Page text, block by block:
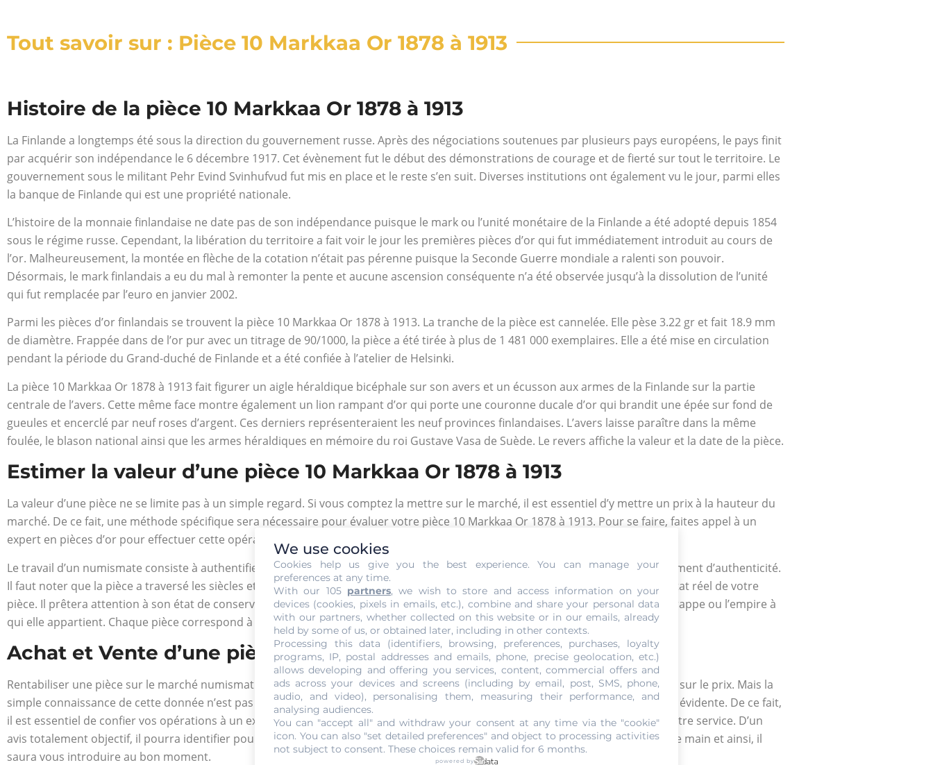
Tout savoir sur : Pièce 10 Markkaa Or 1878 à 1913
Histoire de la pièce 10 Markkaa Or 1878 à 1913
La Finlande a longtemps été sous la direction du gouvernement russe. Après des négociations soutenues par plusieurs pays européens, le pays finit
par acquérir son indépendance le 6 décembre 1917. Cet évènement fut le début des démonstrations de courage et de fierté sur tout le territoire. Le
gouvernement sous le militant Pehr Evind Svinhufvud fut mis en place et le reste s’en suit. Diverses institutions ont également vu le jour, parmi elles
la banque de Finlande qui est une propriété nationale.
L’histoire de la monnaie finlandaise ne date pas de son indépendance puisque le mark ou l’unité monétaire de la Finlande a été adopté depuis 1854
sous le régime russe. Cependant, la libération du territoire a fait voir le jour les premières pièces d’or qui fut immédiatement introduit au cours de
l’or. Malheureusement, la montée en flèche de la cotation n’était pas pérenne puisque la Seconde Guerre mondiale a ralenti son pouvoir.
Désormais, le mark finlandais a eu du mal à remonter la pente et aucune ascension conséquente n’a été observée jusqu’à la dissolution de l’unité
qui fut remplacée par l’euro en janvier 2002.
Parmi les pièces d’or finlandais se trouvent la pièce 10 Markkaa Or 1878 à 1913. La tranche de la pièce est cannelée. Elle pèse 3.22 gr et fait 18.9 mm
de diamètre. Frappée dans de l’or pur avec un titrage de 90/1000, la pièce a été tirée à plus de 1 481 000 exemplaires. Elle a été mise en circulation
pendant la période du Grand-duché de Finlande et a été confiée à l’atelier de Helsinki.
La pièce 10 Markkaa Or 1878 à 1913 fait figurer un aigle héraldique bicéphale sur son avers et un écusson aux armes de la Finlande sur la partie
centrale de l’avers. Cette même face montre également un lion rampant d’or qui porte une couronne ducale d’or qui brandit une épée sur fond de
gueules et encerclé par neuf roses d’argent. Ces derniers représenteraient les neuf provinces finlandaises. L’avers laisse paraître dans la même
foulée, le blason national ainsi que les armes héraldiques en mémoire du roi Gustave Vasa de Suède. Le revers affiche la valeur et la date de la pièce.
Estimer la valeur d’une pièce 10 Markkaa Or 1878 à 1913
La valeur d’une pièce ne se limite pas à un simple regard. Si vous comptez la mettre sur le marché, il est essentiel d’y mettre un prix à la hauteur du
marché. De ce fait, une méthode spécifique sera nécessaire pour évaluer votre pièce 10 Markkaa Or 1878 à 1913. Pour se faire, faites appel à un
expert en pièces d’or pour effectuer cette opération.
Le travail d’un numismate consiste à authentifier votre pièce. Il a les compétences nécessaires pour vérifier l’exactitude du document d’authenticité.
Il faut noter que la pièce a traversé les siècles et son état peut en dire long. Le regard avisé du spécialiste pourra vous révéler l’état réel de votre
pièce. Il prêtera attention à son état de conservation ou encore aux particularités de la pièce qu’il décèlera suivant l’époque de frappe ou l’empire à
qui elle appartient. Chaque pièce correspond à une génération et lui seul pourra vérifier cela.
Achat et Vente d’une pièce 10 Markkaa Or 1878 à 1913
Rentabiliser une pièce sur le marché numismatique requiert une attention particulière. Le cours de l’or est important et influera sur le prix. Mais la
simple connaissance de cette donnée n’est pas suffisante pour se faire. Le réseau est très saturé et la concurrence pas toujours évidente. De ce fait,
il est essentiel de confier vos opérations à un expert en la matière. Le spécialiste en numismatique mettra ses compétences à votre service. D’un
avis totalement objectif, il pourra identifier pour vous le meilleur circuit à prendre. La configuration du marché est à sa portée de main et ainsi, il
saura vous introduire au bon moment.
We use cookies
Cookies help us give you the best experience. You can manage your
preferences at any time.
With our 105 partners, we wish to store and access information on your
devices (cookies, pixels in emails, etc.), combine and share your personal data
with our partners, whether collected on this website or in our emails, already
held by some of us, or obtained later, including in other contexts.
Processing this data (identifiers, browsing, preferences, purchases, loyalty
programs, IP, postal addresses and emails, phone, precise geolocation, etc.)
allows developing and offering you services, content, commercial offers and
ads across your devices and screens (including by email, post, SMS, phone,
audio, and video), personalising them, measuring their performance, and
analysing audiences.
You can "accept all" and withdraw your consent at any time via the "cookie"
icon. You can also "set detailed preferences" and object to processing activities
not subject to consent. These choices remain valid for 6 months.
powered by